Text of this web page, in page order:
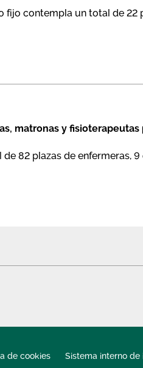
contempla un total de 22
matronas y
82 plazas de enfermeras,
de cookies Sistema interno de